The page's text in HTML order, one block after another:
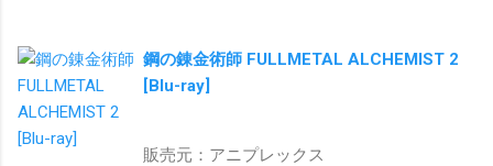
鋼の錬金術師 FULLMETAL ALCHEMIST 2
[Blu-ray]
販売元：アニプレックス